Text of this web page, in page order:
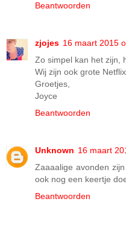
Beantwoorden
zjojes 16 maart 2015
Zo simpel kan het zijn,
Wij zijn ook grote
Groetjes,
Joyce
Beantwoorden
Unknown 16 maart
Zaaaalige avonden
ook nog een keertje
Beantwoorden